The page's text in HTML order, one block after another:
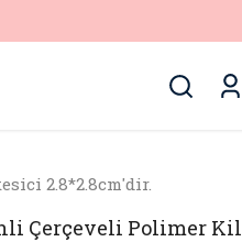
2.8*2.8cm'dir.
Çerçeveli Polimer Kil